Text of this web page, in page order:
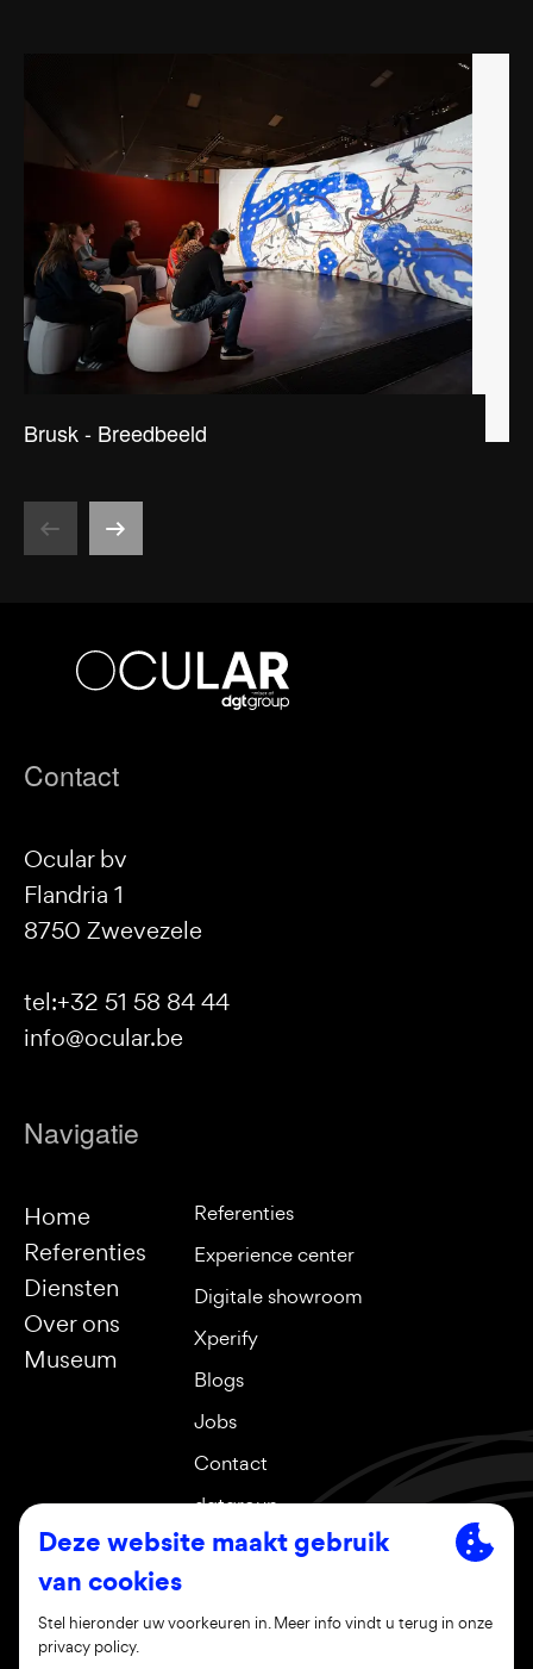
Brusk - Breedbeeld
Ocular
Footer
Contact
Ocular bv
Flandria 1
8750 Zwevezele
tel:+32 51 58 84 44
info@ocular.be
Navigatie
Home
Referenties
Diensten
Over ons
Museum
Referenties
Experience center
Digitale showroom
Xperify
Blogs
Jobs
Contact
dgtgroup
Sociale media